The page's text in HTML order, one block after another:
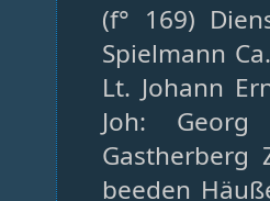
(f° 169)
Spielmann
Lt. Johann
Joh:
Gastherberg
beeden